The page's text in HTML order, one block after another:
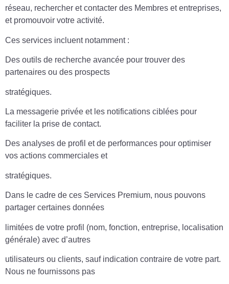
réseau, rechercher et contacter des Membres et entreprises,
et promouvoir votre activité.
Ces services incluent notamment :
Des outils de recherche avancée pour trouver des
partenaires ou des prospects
stratégiques.
La messagerie privée et les notifications ciblées pour
faciliter la prise de contact.
Des analyses de profil et de performances pour optimiser
vos actions commerciales et
stratégiques.
Dans le cadre de ces Services Premium, nous pouvons
partager certaines données
limitées de votre profil (nom, fonction, entreprise, localisation
générale) avec d’autres
utilisateurs ou clients, sauf indication contraire de votre part.
Nous ne fournissons pas